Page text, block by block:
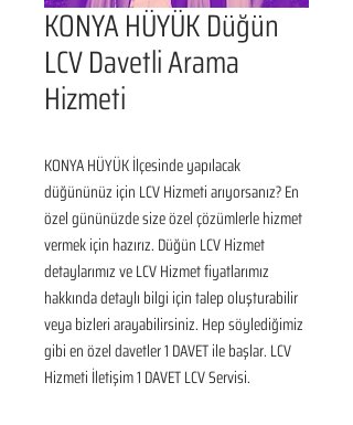
KONYA HÜYÜK Düğün
LCV Davetli Arama
Hizmeti
KONYA HÜYÜK İlçesinde yapılacak
düğününüz için LCV Hizmeti arıyorsanız? En
özel gününüzde size özel çözümlerle hizmet
vermek için hazırız. Düğün LCV Hizmet
detaylarımız ve LCV Hizmet fiyatlarımız
hakkında detaylı bilgi için talep oluşturabilir
veya bizleri arayabilirsiniz. Hep söylediğimiz
gibi en özel davetler 1 DAVET ile başlar. LCV
Hizmeti İletişim 1 DAVET LCV Servisi.